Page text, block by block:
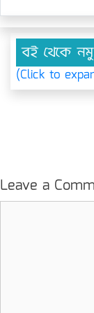
বই থেকে
(Click to
Leave a